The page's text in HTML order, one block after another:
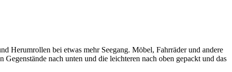
Herumrollen bei etwas mehr Seegang. Möbel, Fahrräder und andere
nach unten und die leichteren nach oben gepackt und das